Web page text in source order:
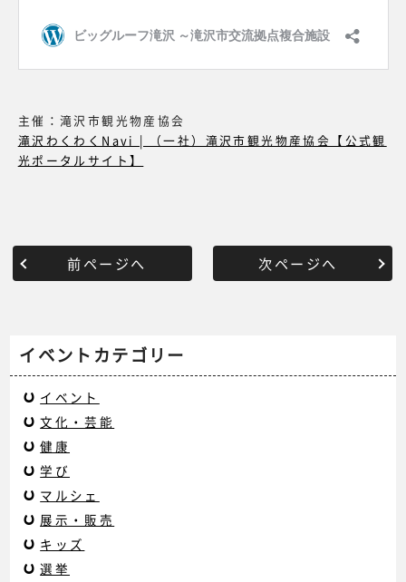
主催：滝沢市観光物産協会
滝沢わくわくNavi | （一社）滝沢市観光物産協会【公式観
光ポータルサイト】
前ページへ 次ページへ
イベントカテゴリー
イベント
文化・芸能
健康
学び
マルシェ
展示・販売
キッズ
選挙